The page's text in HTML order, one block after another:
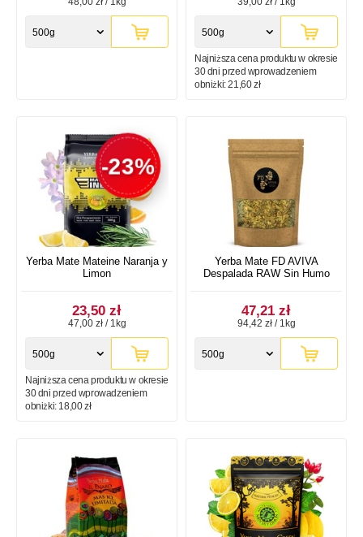
500g 500g
Najniższa cena produktu w okresie
30 dni przed wprowadzeniem
obniżki:21,60 zł
-23%
Yerba Mate Mateine Naranja y
Limon
23,50 zł
47,00 zł / 1kg
500g
Najniższa cena produktu w okresie
30 dni przed wprowadzeniem
obniżki: 18,00 zł
Yerba Mate FD AVIVA
Despalada RAW Sin Humo
47,21 zł
94,42 zł / 1kg
500g